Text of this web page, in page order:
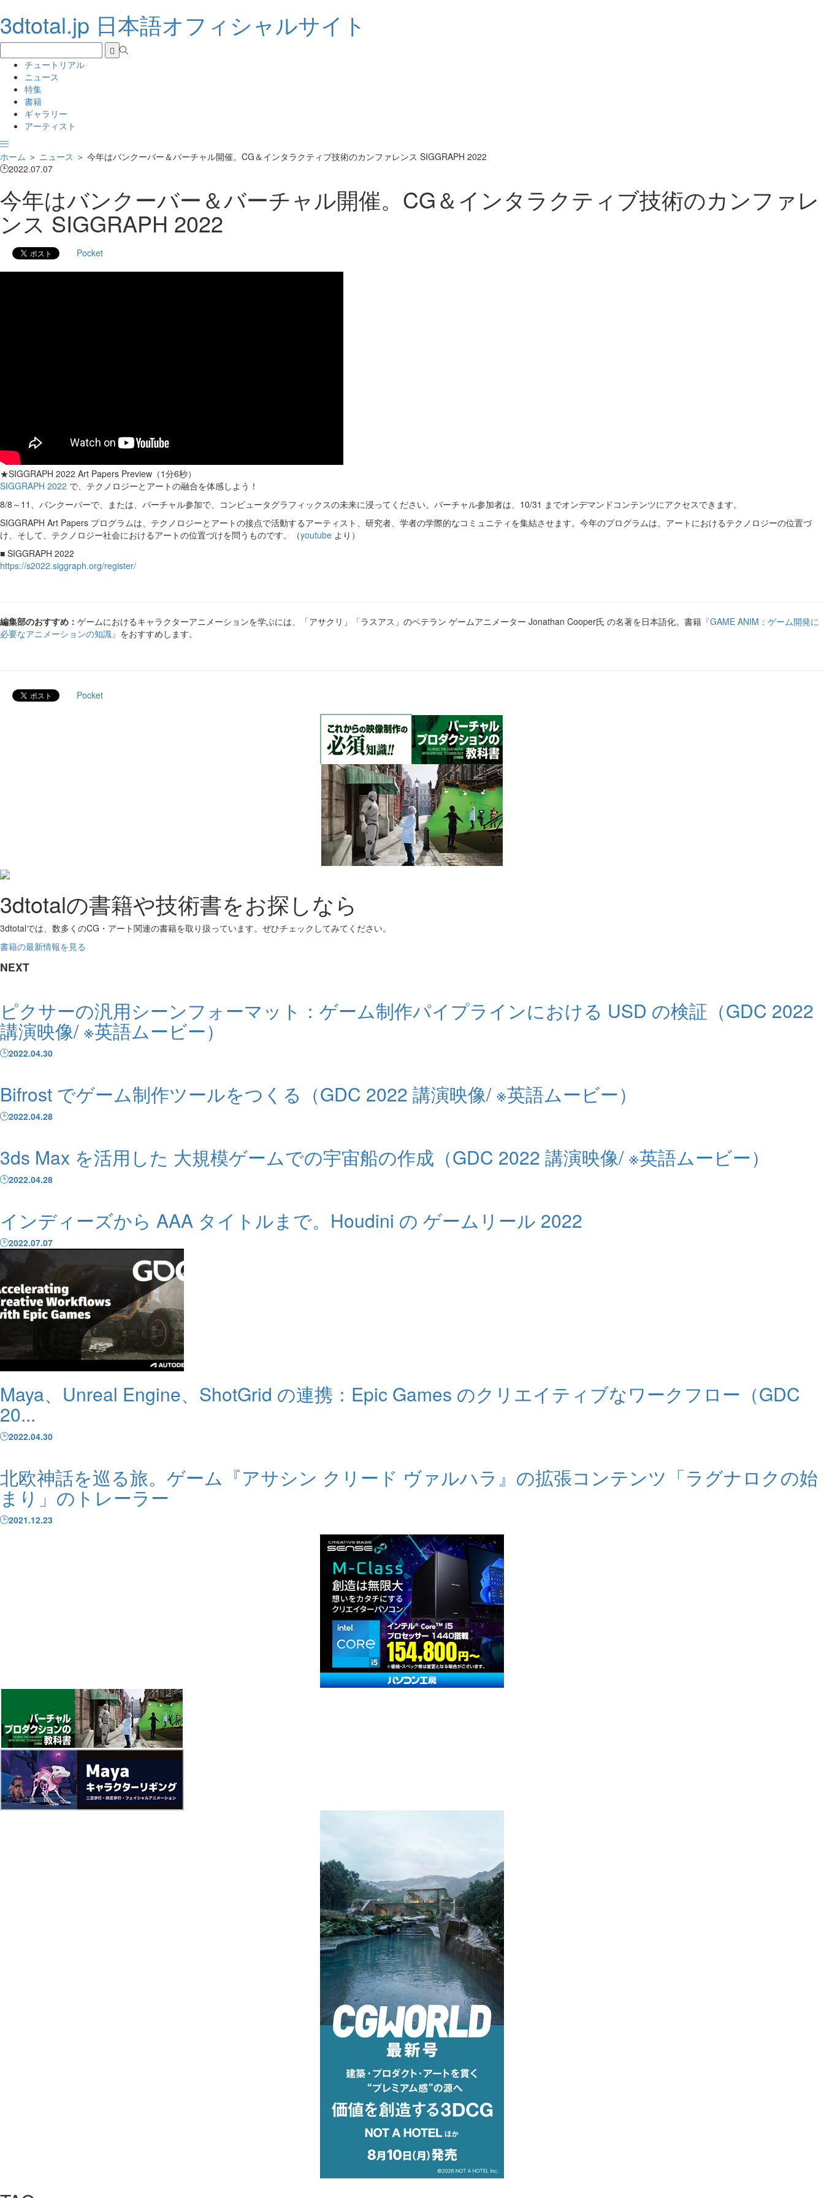
3dtotal.jp 日本語オフィシャルサイト
チュートリアル
ニュース
特集
書籍
ギャラリー
アーティスト
ホーム ＞ ニュース ＞ 今年はバンクーバー＆バーチャル開催。CG＆インタラクティブ技術のカンファレンス SIGGRAPH 2022
2022.07.07
今年はバンクーバー＆バーチャル開催。CG＆インタラクティブ技術のカンファレ
ンス SIGGRAPH 2022
Pocket
★SIGGRAPH 2022 Art Papers Preview（1分6秒）
SIGGRAPH 2022 で、テクノロジーとアートの融合を体感しよう！
8/8～11、バンクーバーで、または、バーチャル参加で、コンピュータグラフィックスの未来に浸ってください。バーチャル参加者は、10/31 までオンデマンドコンテンツにアクセスできます。
SIGGRAPH Art Papers プログラムは、テクノロジーとアートの接点で活動するアーティスト、研究者、学者の学際的なコミュニティを集結させます。今年のプログラムは、アートにおけるテクノロジーの位置づ
け、そして、テクノロジー社会におけるアートの位置づけを問うものです。（youtube より）
■ SIGGRAPH 2022
https://s2022.siggraph.org/register/
編集部のおすすめ： ゲームにおけるキャラクターアニメーションを学ぶには、「アサクリ」「ラスアス」のベテラン ゲームアニメーター Jonathan Cooper氏 の名著を日本語化。書籍 『GAME ANIM：ゲーム開発に
必要なアニメーションの知識』 をおすすめします。
Pocket
3dtotalの書籍や技術書をお探しなら
3dtotalでは、数多くのCG・アート関連の書籍を取り扱っています。ぜひチェックしてみてください。
書籍の最新情報を見る
NEXT
ピクサーの汎用シーンフォーマット：ゲーム制作パイプラインにおける USD の検証（GDC 2022
講演映像/ ※英語ムービー）
2022.04.30
Bifrost でゲーム制作ツールをつくる（GDC 2022 講演映像/ ※英語ムービー）
2022.04.28
3ds Max を活用した 大規模ゲームでの宇宙船の作成（GDC 2022 講演映像/ ※英語ムービー）
2022.04.28
インディーズから AAA タイトルまで。Houdini の ゲームリール 2022
2022.07.07
Maya、Unreal Engine、ShotGrid の連携：Epic Games のクリエイティブなワークフロー（GDC
20...
2022.04.30
北欧神話を巡る旅。ゲーム『アサシン クリード ヴァルハラ』の拡張コンテンツ「ラグナロクの始
まり」のトレーラー
2021.12.23